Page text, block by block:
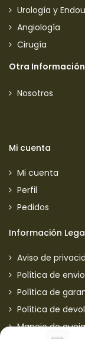
Urología y
Angiología
Cirugía
Otra Información
Nosotros
Mi cuenta
Mi cuenta
Perfil
Pedidos
Información
Aviso de
Política de
Política de
Política de
Manejo de